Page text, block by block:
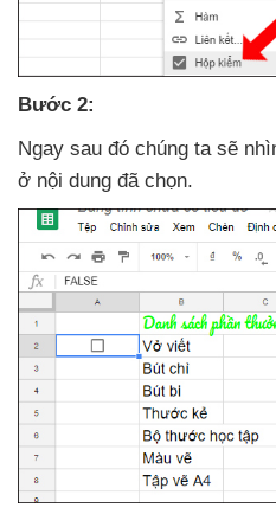
Bước 2:
Ngay sau đó chúng ta sẽ
ở nội dung đã chọn.